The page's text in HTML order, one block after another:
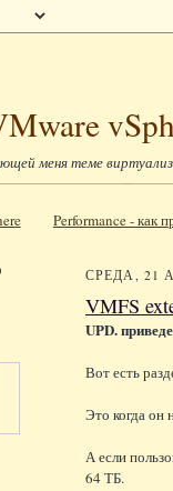
меня теме
Performance - как
СРЕДА, 21
VMFS
UPD.
Вот есть
Это когда он
А если
64 ТБ.